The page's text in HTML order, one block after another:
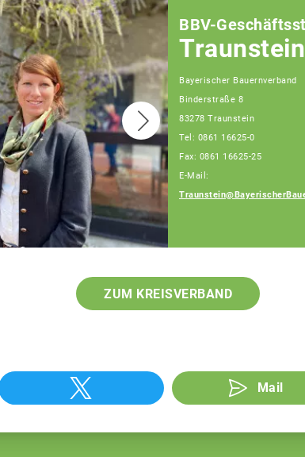
BBV-
Traunstein
Bayerischer Bauernverband
Binderstraße 8
83278 Traunstein
Tel: 0861 16625-0
Fax: 0861 16625-25
E-Mail:
ZUM KREISVERBAND
Mail